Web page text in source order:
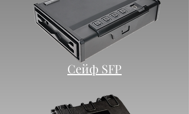
Сейф SFP